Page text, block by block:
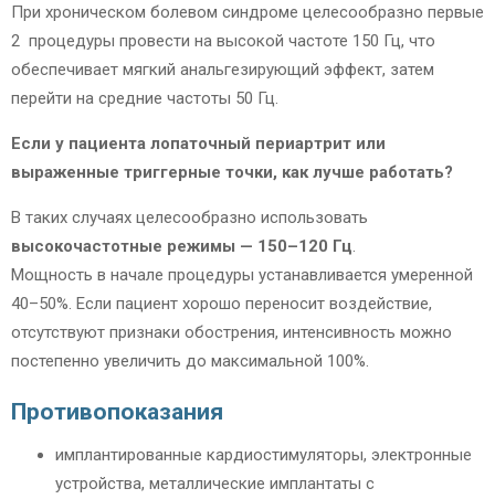
При хроническом болевом синдроме целесообразно первые
2 процедуры провести на высокой частоте 150 Гц, что
обеспечивает мягкий анальгезирующий эффект, затем
перейти на средние частоты 50 Гц.
Если у пациента лопаточный периартрит или
выраженные триггерные точки, как лучше работать?
В таких случаях целесообразно использовать
высокочастотные режимы — 150–120 Гц.
Мощность в начале процедуры устанавливается умеренной
40–50%. Если пациент хорошо переносит воздействие,
отсутствуют признаки обострения, интенсивность можно
постепенно увеличить до максимальной 100%.
Противопоказания
имплантированные кардиостимуляторы, электронные
устройства, металлические имплантаты с